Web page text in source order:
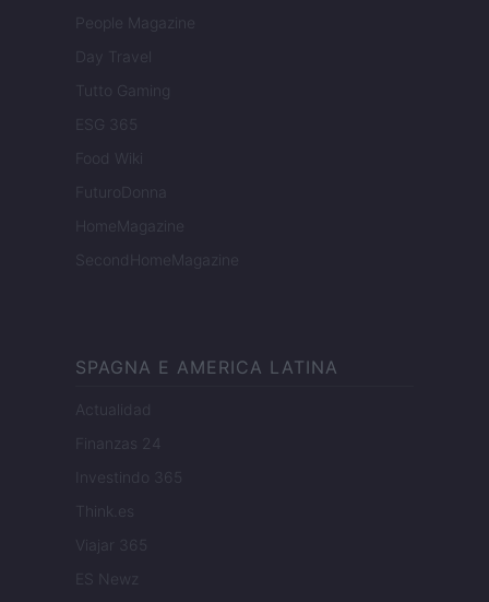
People Magazine
Day Travel
Tutto Gaming
ESG 365
Food Wiki
FuturoDonna
HomeMagazine
SecondHomeMagazine
SPAGNA E AMERICA LATINA
Actualidad
Finanzas 24
Investindo 365
Think.es
Viajar 365
ES Newz